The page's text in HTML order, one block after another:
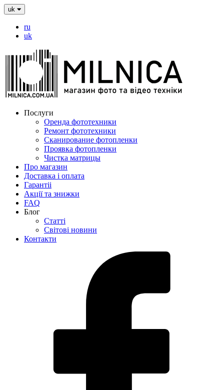
uk
ru
uk
Послуги
Оренда фототехники
Ремонт фототехники
Сканирование фотопленки
Проявка фотопленки
Чистка матрицы
Про магазин
Доставка і оплата
Гарантіі
Акції та знижки
FAQ
Блог
Статті
Світові новини
Контакти